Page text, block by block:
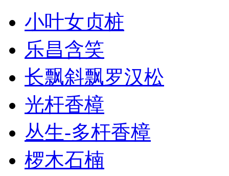
小叶女贞桩
乐昌含笑
长飘斜飘罗汉松
光杆香樟
丛生-多杆香樟
椤木石楠